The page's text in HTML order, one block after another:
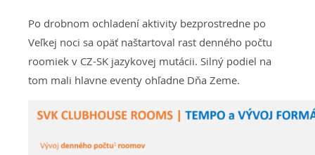
Po drobnom ochladení aktivity bezprostredne po
Veľkej noci sa opäť naštartoval rast denného počtu
roomiek v CZ-SK jazykovej mutácii. Silný podiel na
tom mali hlavne eventy ohľadne Dňa Zeme.